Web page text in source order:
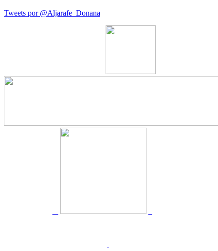
Tweets por @Aljarafe_Donana